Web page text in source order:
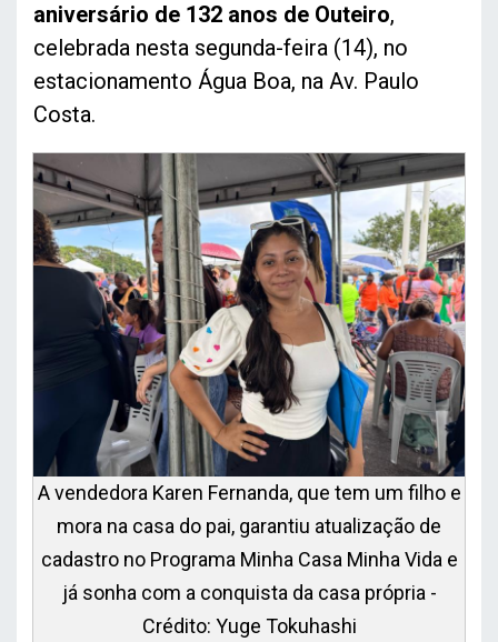
aniversário de 132 anos de Outeiro,
celebrada nesta segunda-feira (14), no
estacionamento Água Boa, na Av. Paulo
Costa.
A vendedora Karen Fernanda, que tem um filho e
mora na casa do pai, garantiu atualização de
cadastro no Programa Minha Casa Minha Vida e
já sonha com a conquista da casa própria -
Crédito: Yuge Tokuhashi